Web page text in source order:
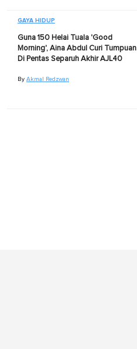
GAYA HIDUP
Guna 150 Helai Tuala 'Good
Morning', Aina Abdul Curi Tumpuan
Di Pentas Separuh Akhir AJL40
By Akmal Redzwan